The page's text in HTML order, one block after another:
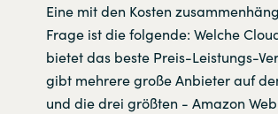
Eine mit den Kosten
Frage ist die folgende: Welche
bietet das beste Preis-Leistungs-
gibt mehrere große Anbieter auf
und die drei größten - Amazon